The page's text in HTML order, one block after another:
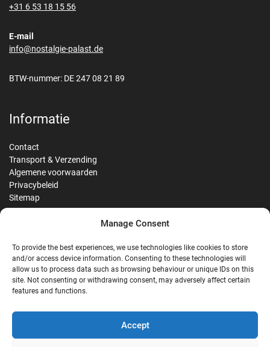
Manage Consent
To provide the best experiences, we use technologies like cookies to store
and/or access device information. Consenting to these technologies will
allow us to process data such as browsing behaviour or unique IDs on this
site. Not consenting or withdrawing consent, may adversely affect certain
features and functions.
Accept
+31 6 53 18 15 56
E-mail
info@nostalgie-palast.de
BTW-nummer: DE 247 08 21 89
Informatie
Contact
Transport & Verzending
Algemene voorwaarden
Privacybeleid
Sitemap
G Google Reviews